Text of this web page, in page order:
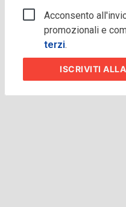
Acconsento
promozionali e
terzi.
ISCRIVITI